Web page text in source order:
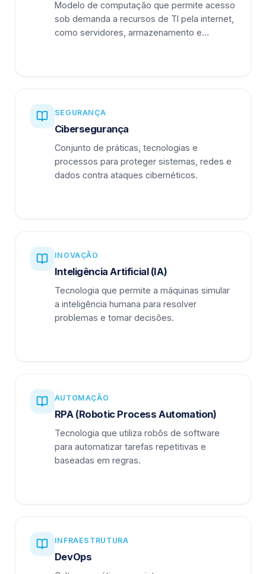
Modelo de computação que permite acesso
sob demanda a recursos de TI pela internet,
como servidores, armazenamento e
SEGURANÇA
Cibersegurança
Conjunto de práticas, tecnologias e
processos para proteger sistemas, redes e
dados contra ataques cibernéticos.
INOVAÇÃO
Inteligência Artificial (IA)
Tecnologia que permite a máquinas simular
a inteligência humana para resolver
problemas e tomar decisões.
AUTOMAÇÃO
RPA (Robotic Process Automation)
Tecnologia que utiliza robôs de software
para automatizar tarefas repetitivas e
baseadas em regras.
INFRAESTRUTURA
DevOps